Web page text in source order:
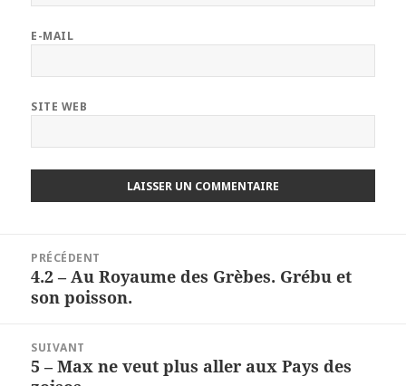
E-MAIL
SITE WEB
l’article
PRÉCÉDENT
Article
précédent :
4.2 – Au Royaume des Grèbes. Grébu et
son poisson.
SUIVANT
Article
5 – Max ne veut plus aller aux Pays des